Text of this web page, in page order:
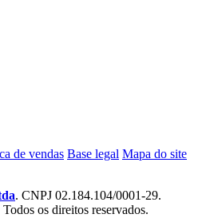
de vendas Base legal Mapa do site
. CNPJ 02.184.104/0001-29.
os direitos reservados.